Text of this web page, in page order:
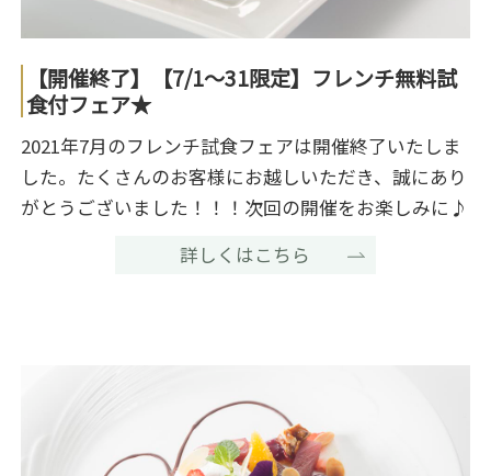
【開催終了】【7/1～31限定】フレンチ無料試
食付フェア★
2021年7月のフレンチ試食フェアは開催終了いたしま
した。たくさんのお客様にお越しいただき、誠にあり
がとうございました！！！次回の開催をお楽しみに♪
詳しくはこちら